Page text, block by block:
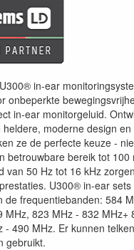
in-ear
onbeperkte
in-ear monitorgeluid.
heldere, moderne design
ze de perfecte keuze -
betrouwbare bereik tot 100
van 50 Hz tot 16 kHz
U300® in-ear
de frequentiebanden: 584
MHz, 823 MHz - 832 MHz+
- 490 MHz. Er kunnen
gebruikt.